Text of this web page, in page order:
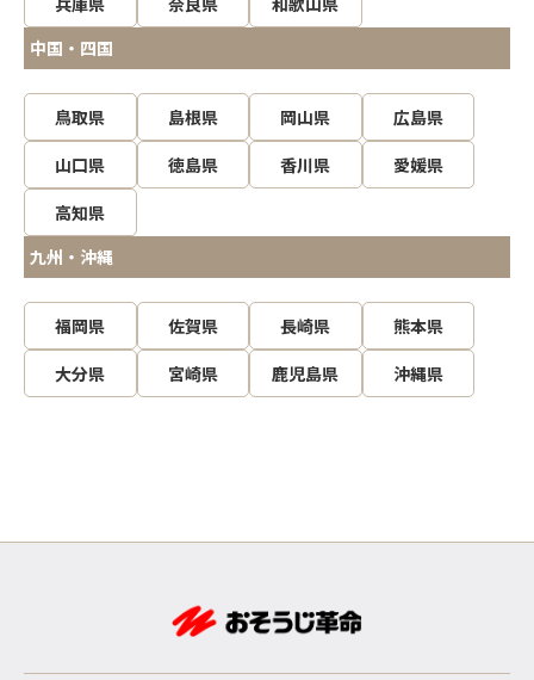
中国・四国
鳥取県 島根県 岡山県
広島県
山口県
徳島県 香川県
愛媛県
高知県
九州・沖縄
福岡県 佐賀県 長崎県
熊本県
大分県
宮崎県 鹿児島県 沖縄県